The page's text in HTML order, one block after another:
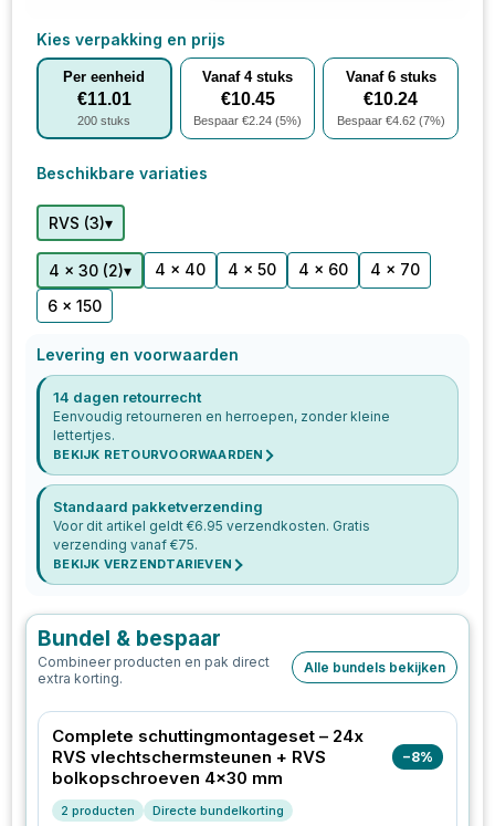
Kies verpakking en prijs
Per eenheid
€11.01
200 stuks
Vanaf 4stuks
€10.45
Bespaar €2.24 (5%)
Vanaf 6stuks
€10.24
Bespaar €4.62(7%)
Beschikbare variaties
RVS (3)▾
4 x 30 (2)▾ 4 x 40 4 x 50 4 x 60
4 x 70
6 x 150
Levering en voorwaarden
14 dagen retourrecht
Eenvoudig retourneren en herroepen, zonder kleine
lettertjes.
BEKIJK RETOURVOORWAARDEN
Standaard pakketverzending
Voor dit artikel geldt €6.95 verzendkosten. Gratis
verzending vanaf €75.
BEKIJK VERZENDTARIEVEN
Bundel & bespaar
Combineer producten en pak direct
extra korting.
Alle bundels bekijken
Complete schuttingmontageset – 24x
RVS vlechtschermsteunen + RVS
bolkopschroeven 4x30 mm
−8%
2 producten Directe bundelkorting